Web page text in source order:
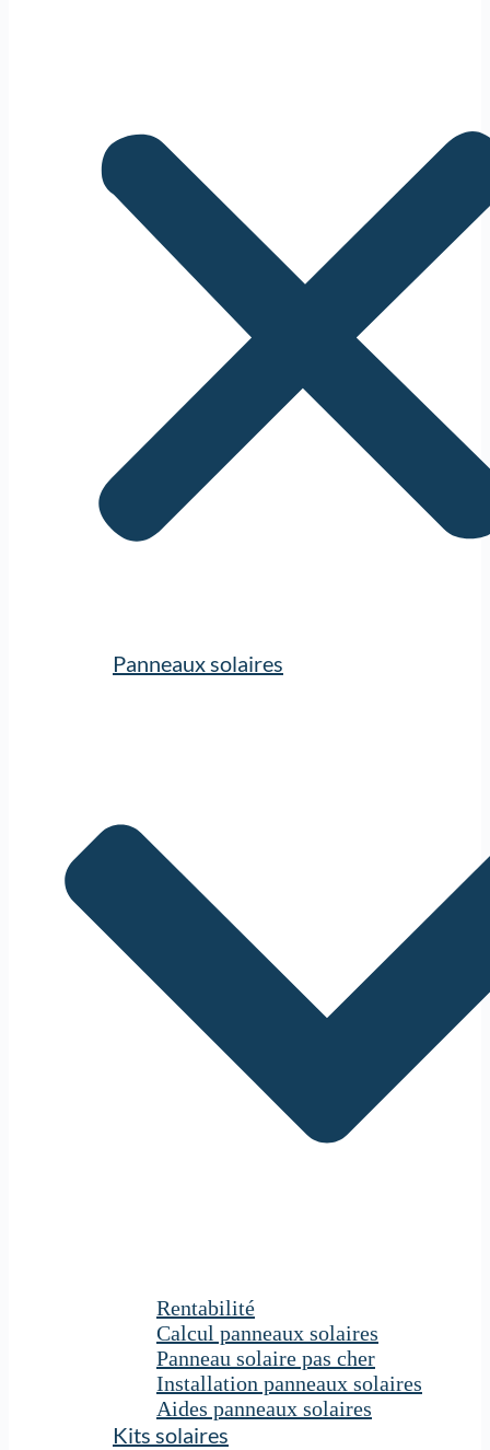
Panneaux solaires
Rentabilité
Calcul panneaux solaires
Panneau solaire pas cher
Installation panneaux solaires
Aides panneaux solaires
Kits solaires